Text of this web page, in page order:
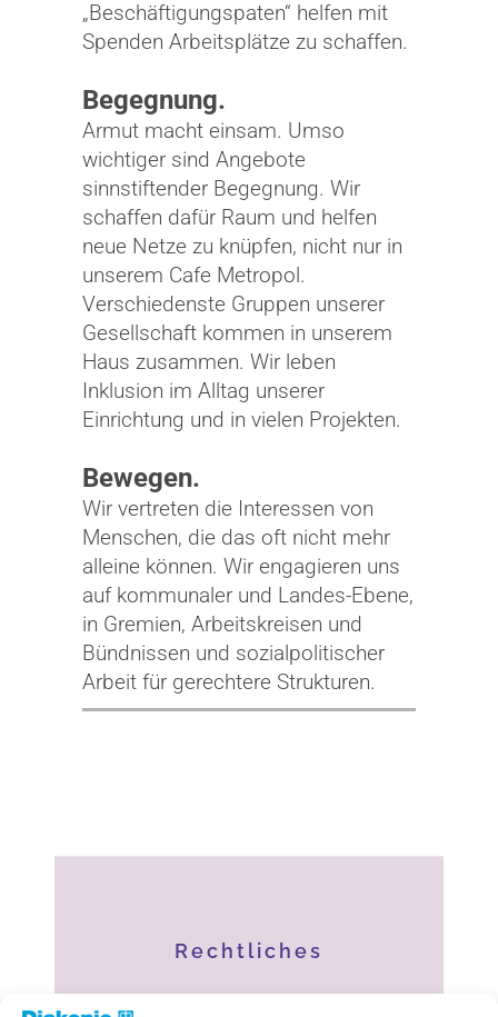
„Beschäftigungspaten“ helfen mit
Spenden Arbeitsplätze zu schaffen.
Begegnung.
Armut macht einsam. Umso
wichtiger sind Angebote
sinnstiftender Begegnung. Wir
schaffen dafür Raum und helfen
neue Netze zu knüpfen, nicht nur in
unserem Cafe Metropol.
Verschiedenste Gruppen unserer
Gesellschaft kommen in unserem
Haus zusammen. Wir leben
Inklusion im Alltag unserer
Einrichtung und in vielen Projekten.
Bewegen.
Wir vertreten die Interessen von
Menschen, die das oft nicht mehr
alleine können. Wir engagieren uns
auf kommunaler und Landes-Ebene,
in Gremien, Arbeitskreisen und
Bündnissen und sozialpolitischer
Arbeit für gerechtere Strukturen.
Rechtliches